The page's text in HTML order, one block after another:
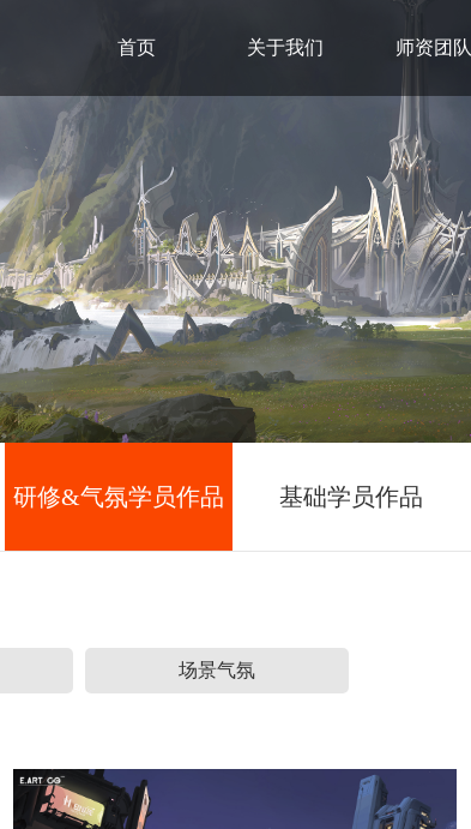
首页 关于我们 师资团队
研修&气氛学员作品 基础学员作品
场景气氛